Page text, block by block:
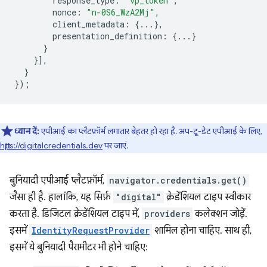
nonce : "n-0S6_WzA2Mj" ,
client_metadata :
{...},
presentation_definition :
{...}
}
}],
}
});
ध्यान दें:एपीआई का प्लैटफ़ॉर्म लगातार बेहतर हो रहा है. अप-टू-डेट एपीआई के लिए,
https://digitalcredentials.devपर जाएं.
बुनियादी एपीआई प्लैटफ़ॉर्म, navigator.credentials.get()
जैसा ही है. हालांकि, यह सिर्फ़ "digital" क्रेडेंशियल टाइप स्वीकार
करता है. डिजिटल क्रेडेंशियल टाइप में, providers कलेक्शन जोड़ें.
इसमें IdentityRequestProvider शामिल होना चाहिए. साथ ही,
इसमें ये बुनियादी पैरामीटर भी होने चाहिए: